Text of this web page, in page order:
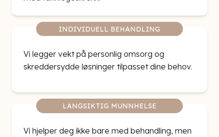
INDIVIDUELL BEHANDLING
Vi legger vekt på personlig omsorg og
skreddersydde løsninger tilpasset dine behov.
LANGSIKTIG MUNNHELSE
Vi hjelper deg ikke bare med behandling, men